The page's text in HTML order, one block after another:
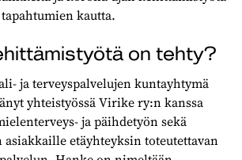
kautta.
on tehty?
ja terveyspalvelujen kuntayhtymä
yhteistyössä Virike ry:n kanssa
ja päihdetyön sekä
etäyhteyksin toteutettavan